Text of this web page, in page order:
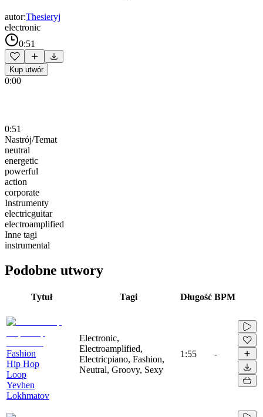
autor:Thesieryj
electronic
0:51
Kup utwór
0:00
0:51
Nastrój/Temat
neutral
energetic
powerful
action
corporate
Instrumenty
electricguitar
electroamplified
Inne tagi
instrumental
Podobne utwory
Tytuł Tagi Długość BPM
Fashion
Hip Hop
Loop
Yevhen
Lokhmatov
Electronic,
Electroamplified,
Electricpiano, Fashion,
Neutral, Groovy, Sexy
1:55 -